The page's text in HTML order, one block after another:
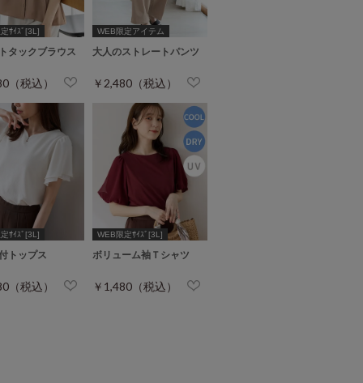
ｻｲｽﾞ[3L]
タックブラウス
（税込）
WEB限定アイテム
大人のストレートパンツ
￥2,480（税込）
ｻｲｽﾞ[3L]
トップス
（税込）
WEB限定ｻｲｽﾞ[3L]
ボリューム袖Ｔシャツ
￥1,480（税込）